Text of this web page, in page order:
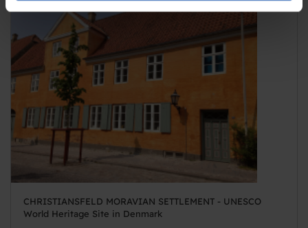
CHRISTIANSFELD MORAVIAN SETTLEMENT - UNESCO
World Heritage Site in Denmark